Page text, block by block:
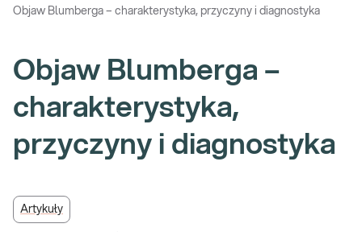
Objaw Blumberga – charakterystyka, przyczyny i diagnostyka
Objaw Blumberga –
charakterystyka,
przyczyny i diagnostyka
Artykuły